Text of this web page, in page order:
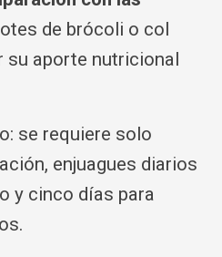
de brócoli o col
su aporte nutricional
se requiere solo
enjuagues diarios
y cinco días para